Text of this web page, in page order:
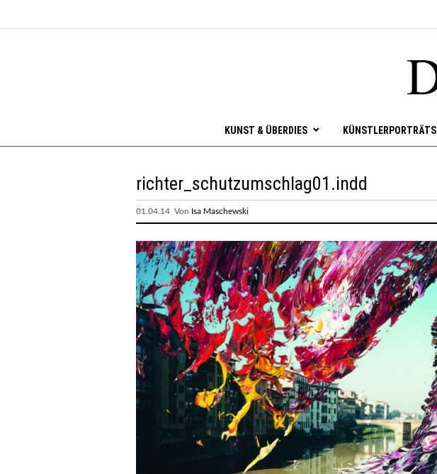
KUNST & ÜBERDIES KÜNSTLERPORTRÄTS
richter_schutzumschlag01.indd
01.04.14 Von Isa Maschewski